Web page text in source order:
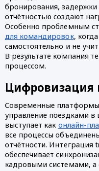
бронирования, задержки
отчётностью создают
Особенно проблемным
для командировок,
самостоятельно и не
В результате компания
процессом.
Цифровизация
Современные платформы
управление поездками
выступает как онлайн-
все процессы
отчётности. Интеграция
обеспечивает
кадровыми системами, а